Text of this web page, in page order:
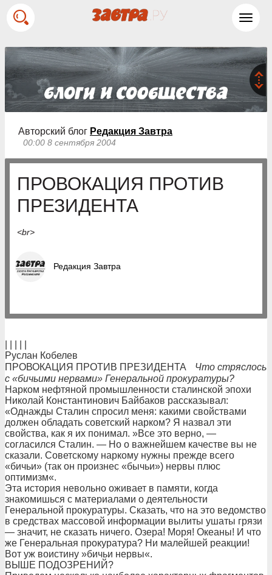
Авторский блог Редакция Завтра
00:00 8 сентября 2004
ПРОВОКАЦИЯ ПРОТИВ
ПРЕЗИДЕНТА
<br>
Редакция Завтра
Руслан Кобелев
ПРОВОКАЦИЯ ПРОТИВ ПРЕЗИДЕНТА
Что стряслось
с «бичьими нервами» Генеральной прокуратуры?
Нарком нефтяной промышленности сталинской эпохи
Николай Константинович Байбаков рассказывал:
«Однажды Сталин спросил меня: какими свойствами
должен обладать советский нарком? Я назвал эти
свойства, как я их понимал. »Все это верно, —
согласился Сталин. — Но о важнейшем качестве вы не
сказали. Советскому наркому нужны прежде всего
«бичьи» (так он произнес «бычьи») нервы плюс
оптимизм«.
Эта история невольно оживает в памяти, когда
знакомишься с материалами о деятельности
Генеральной прокуратуры. Сказать, что на это ведомство
в средствах массовой информации вылиты ушаты грязи
— значит, не сказать ничего. Озера! Моря! Океаны! И что
же Генеральная прокуратура? Ни малейшей реакции!
Вот уж воистину »бичьи нервы«.
ВЫШЕ ПОДОЗРЕНИЙ?